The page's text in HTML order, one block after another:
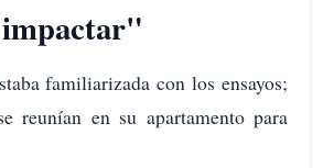
familiarizada con los ensayos;
reunían en su apartamento para